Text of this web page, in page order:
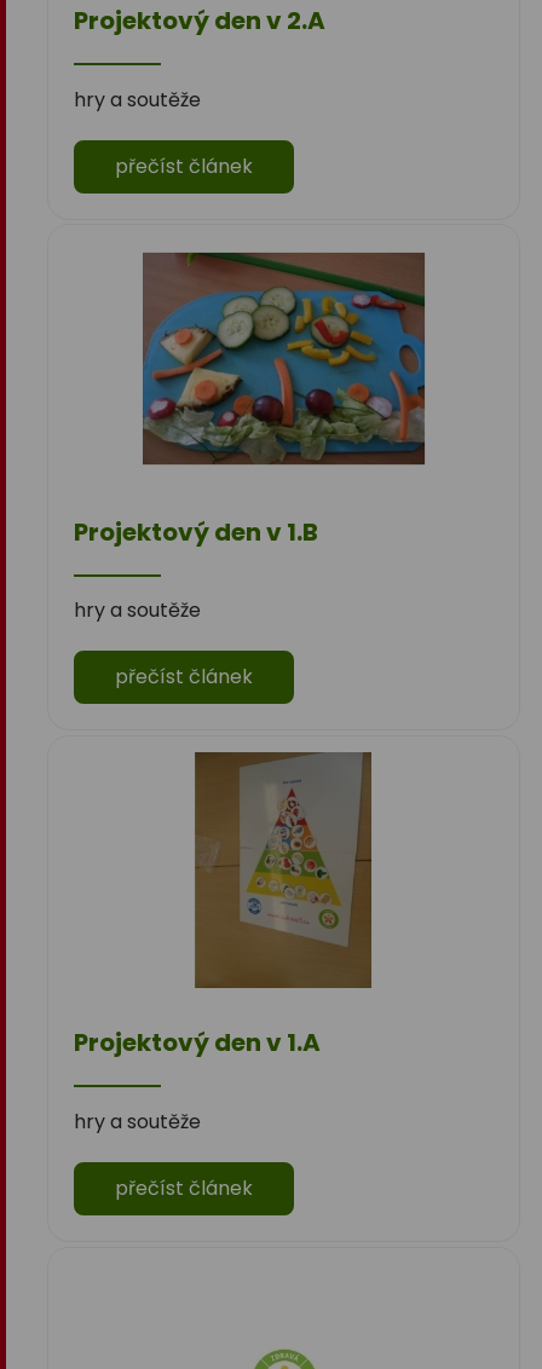
Projektový den v 2.A
hry a soutěže
přečíst článek
Projektový den v 1.B
hry a soutěže
přečíst článek
Projektový den v 1.A
hry a soutěže
přečíst článek